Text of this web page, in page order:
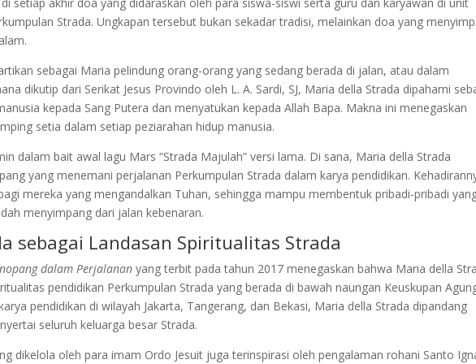
Strada. Ungkapan tersebut bukan sekadar tradisi, melainkan doa yang
sebagai Maria pelindung orang-orang yang sedang berada di jalan, atau dalam
dikutip dari Serikat Jesus Provindo oleh L. A. Sardi, SJ, Maria della Strada dipahami
kepada Sang Putera dan menyatukan kepada Allah Bapa. Makna ini menegaskan
setia dalam setiap peziarahan hidup manusia.
dalam bait awal lagu Mars “Strada Majulah” versi lama. Di sana, Maria della Strada
yang menemani perjalanan Perkumpulan Strada dalam karya pendidikan.
mereka yang mengandalkan Tuhan, sehingga mampu membentuk pribadi-pribadi
menyimpang dari jalan kebenaran.
sebagai Landasan Spiritualitas Strada
dalam Perjalanan yang terbit pada tahun 2017 menegaskan bahwa Maria della
pendidikan Perkumpulan Strada yang berada di bawah naungan Keuskupan
pendidikan di wilayah Jakarta, Tangerang, dan Bekasi, Maria della Strada dipandang
seluruh keluarga besar Strada.
dikelola oleh para imam Ordo Jesuit juga terinspirasi oleh pengalaman rohani Santo